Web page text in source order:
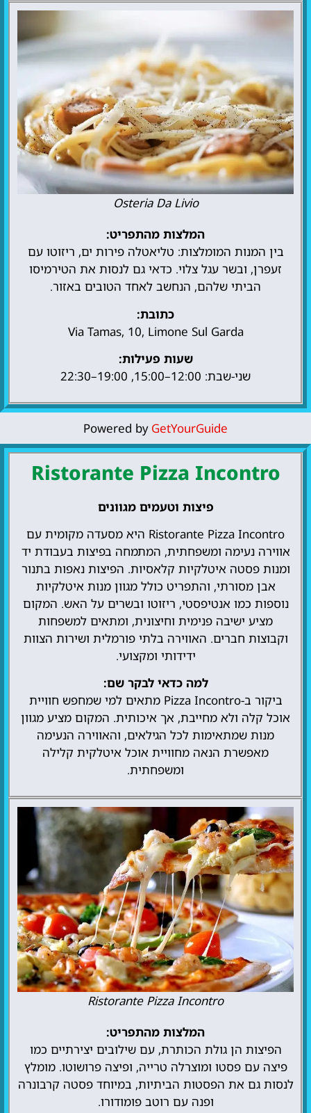
Osteria Da Livio
המלצות מהתפריט:
בין המנות המומלצות: טליאטלה פירות ים, ריזוטו עם
זעפרן, ובשר עגל צלוי. כדאי גם לנסות את הטירמיסו
הביתי שלהם, הנחשב לאחד הטובים באזור.
כתובת:
Via Tamas, 10, Limone Sul Garda
שעות פעילות:
שני-שבת: 12:00–15:00, 19:00–22:30
Powered by GetYourGuide
Ristorante Pizza Incontro
פיצות וטעמים מגוונים
Ristorante Pizza Incontro היא מסעדה מקומית עם
אווירה נעימה ומשפחתית, המתמחה בפיצות בעבודת יד
ומנות פסטה איטלקיות קלאסיות. הפיצות נאפות בתנור
אבן מסורתי, והתפריט כולל מגוון מנות איטלקיות
נוספות כמו אנטיפסטי, ריזוטו ובשרים על האש. המקום
מציע ישיבה פנימית וחיצונית, ומתאים למשפחות
וקבוצות חברים. האווירה בלתי פורמלית ושירות הצוות
ידידותי ומקצועי.
למה כדאי לבקר שם:
ביקור ב-Pizza Incontro מתאים למי שמחפש חוויית
אוכל קלה ולא מחייבת, אך איכותית. המקום מציע מגוון
מנות שמתאימות לכל הגילאים, והאווירה הנעימה
מאפשרת הנאה מחוויית אוכל איטלקית קלילה
ומשפחתית.
Ristorante Pizza Incontro
המלצות מהתפריט:
הפיצות הן גולת הכותרת, עם שילובים יצירתיים כמו
פיצה עם פסטו ומוצרלה טרייה, ופיצה פרושוטו. מומלץ
לנסות גם את הפסטות הביתיות, במיוחד פסטה קרבונרה
ופנה עם רוטב פומודורו.